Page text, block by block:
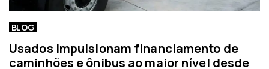
BLOG
Usados impulsionam financiamento de
caminhões e ônibus ao maior nível desde